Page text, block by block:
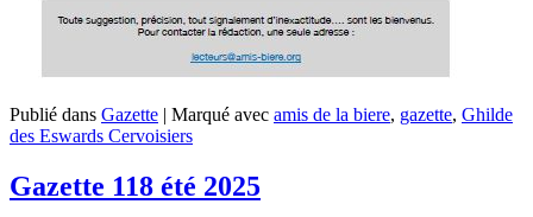
Publié dans Gazette | Marqué avec amis de la biere, gazette, Ghilde
des Eswards Cervoisiers
Gazette 118 été 2025